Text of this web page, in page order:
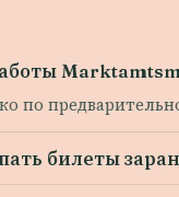
по
билеты